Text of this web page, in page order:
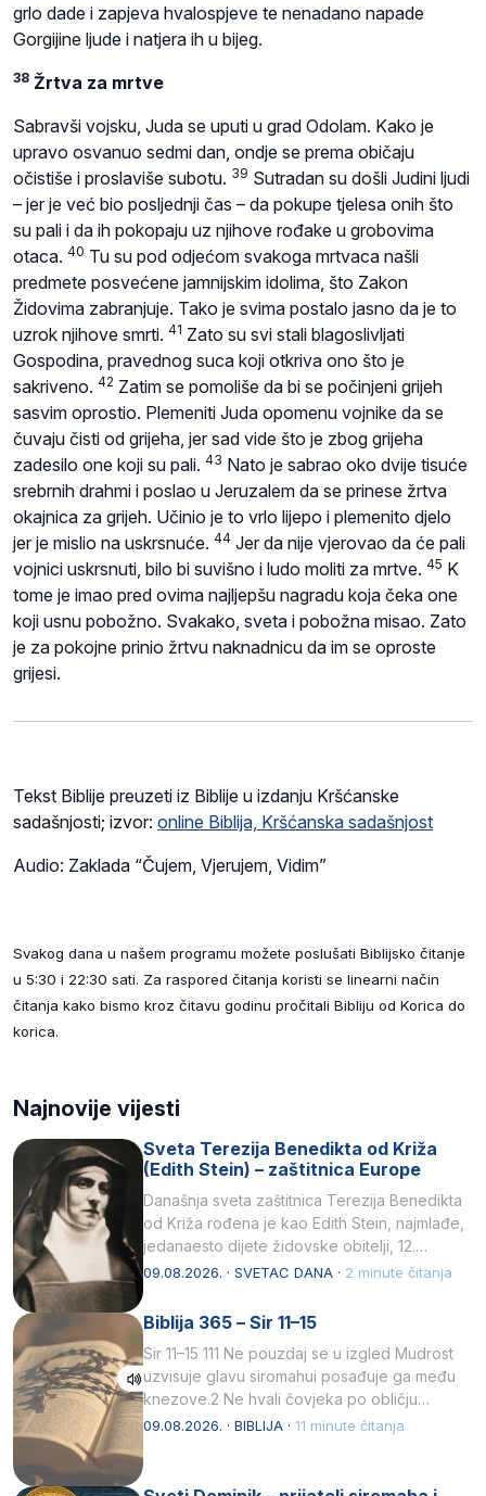
grlo dade i zapjeva hvalospjeve te nenadano napade
Gorgijine ljude i natjera ih u bijeg.
38 Žrtva za mrtve
Sabravši vojsku, Juda se uputi u grad Odolam. Kako je
upravo osvanuo sedmi dan, ondje se prema običaju
očistiše i proslaviše subotu. 39 Sutradan su došli Judini ljudi
– jer je već bio posljednji čas – da pokupe tjelesa onih što
su pali i da ih pokopaju uz njihove rođake u grobovima
otaca. 40 Tu su pod odjećom svakoga mrtvaca našli
predmete posvećene jamnijskim idolima, što Zakon
Židovima zabranjuje. Tako je svima postalo jasno da je to
uzrok njihove smrti. 41 Zato su svi stali blagoslivljati
Gospodina, pravednog suca koji otkriva ono što je
sakriveno. 42 Zatim se pomoliše da bi se počinjeni grijeh
sasvim oprostio. Plemeniti Juda opomenu vojnike da se
čuvaju čisti od grijeha, jer sad vide što je zbog grijeha
zadesilo one koji su pali. 43 Nato je sabrao oko dvije tisuće
srebrnih drahmi i poslao u Jeruzalem da se prinese žrtva
okajnica za grijeh. Učinio je to vrlo lijepo i plemenito djelo
jer je mislio na uskrsnuće. 44 Jer da nije vjerovao da će pali
vojnici uskrsnuti, bilo bi suvišno i ludo moliti za mrtve. 45 K
tome je imao pred ovima najljepšu nagradu koja čeka one
koji usnu pobožno. Svakako, sveta i pobožna misao. Zato
je za pokojne prinio žrtvu naknadnicu da im se oproste
grijesi.
Tekst Biblije preuzeti iz Biblije u izdanju Kršćanske
sadašnjosti; izvor: online Biblija, Kršćanska sadašnjost
Audio: Zaklada “Čujem, Vjerujem, Vidim”
Svakog dana u našem programu možete poslušati Biblijsko čitanje
u 5:30 i 22:30 sati. Za raspored čitanja koristi se linearni način
čitanja kako bismo kroz čitavu godinu pročitali Bibliju od Korica do
korica.
Najnovije vijesti
Sveta Terezija Benedikta od Križa
(Edith Stein) – zaštitnica Europe
Današnja sveta zaštitnica Terezija Benedikta
od Križa rođena je kao Edith Stein, najmlađe,
jedanaesto dijete židovske obitelji, 12.
listopada 1891, u Wrocławu…
09.08.2026. · SVETAC DANA · 2 minute čitanja
Biblija 365 – Sir 11–15
Sir 11–15 111 Ne pouzdaj se u izgled Mudrost
uzvisuje glavu siromahui posađuje ga među
knezove.2 Ne hvali čovjeka po obličju
njegovui…
09.08.2026. · BIBLIJA · 11 minute čitanja